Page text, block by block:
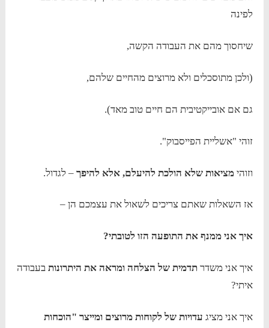
לפינה
שיחסוך מהם את העבודה הקשה,
(ולכן מתוסכלים ולא מרוצים מהחיים שלהם,
גם אם אובייקטיבית הם חיים טוב מאד).
זוהי "אשליית הפייסבוק".
וזוהימציאות שלא הולכת להיעלם, אלא להיפך – לגדול.
אז השאלות שאתם צריכים לשאול את עצמכם הן –
איך אני ממנף את התופעה הזו לטובתי?
איך אני משדר תדמית של הצלחה ומראה את היתרונות בעבודה
איתי?
איך אני מציג עדויות של לקוחות מרוצים ומייצר "הוכחות